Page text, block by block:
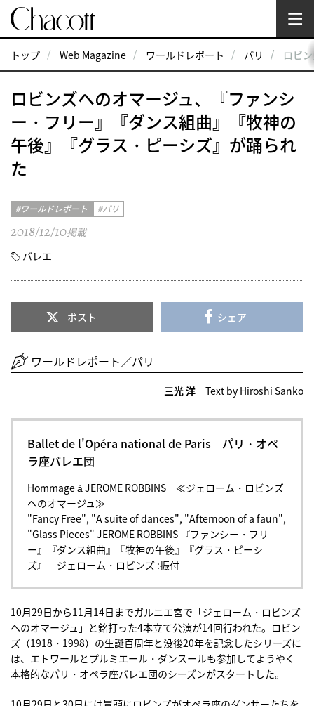
トップ Web Magazine ワールドレポート パリ ロビ
ロビンズへのオマージュ、『ファンシ
ー・フリー』『ダンス組曲』『牧神の
午後』『グラス・ピーシズ』が踊られ
た
ワールドレポート パリ
2018/12/10掲載
バレエ
ポスト シェア
ワールドレポート／パリ
三光 洋 Text by Hiroshi Sanko
Ballet de l'Opéra national de Paris パリ・オペ
ラ座バレエ団
Hommage à JEROME ROBBINS ≪ジェローム・ロビンズ
へのオマージュ≫
"Fancy Free", "A suite of dances", "Afternoon of a faun",
"Glass Pieces" JEROME ROBBINS 『ファンシー・フリ
ー』『ダンス組曲』『牧神の午後』『グラス・ピーシ
ズ』 ジェローム・ロビンズ :振付
10月29日から11月14日までガルニエ宮で「ジェローム・ロビンズ
へのオマージュ」と銘打った4本立て公演が14回行われた。ロビン
ズ（1918・1998）の生誕百周年と没後20年を記念したシリーズに
は、エトワールとプルミエール・ダンスールも参加してようやく
本格的なパリ・オペラ座バレエ団のシーズンがスタートした。